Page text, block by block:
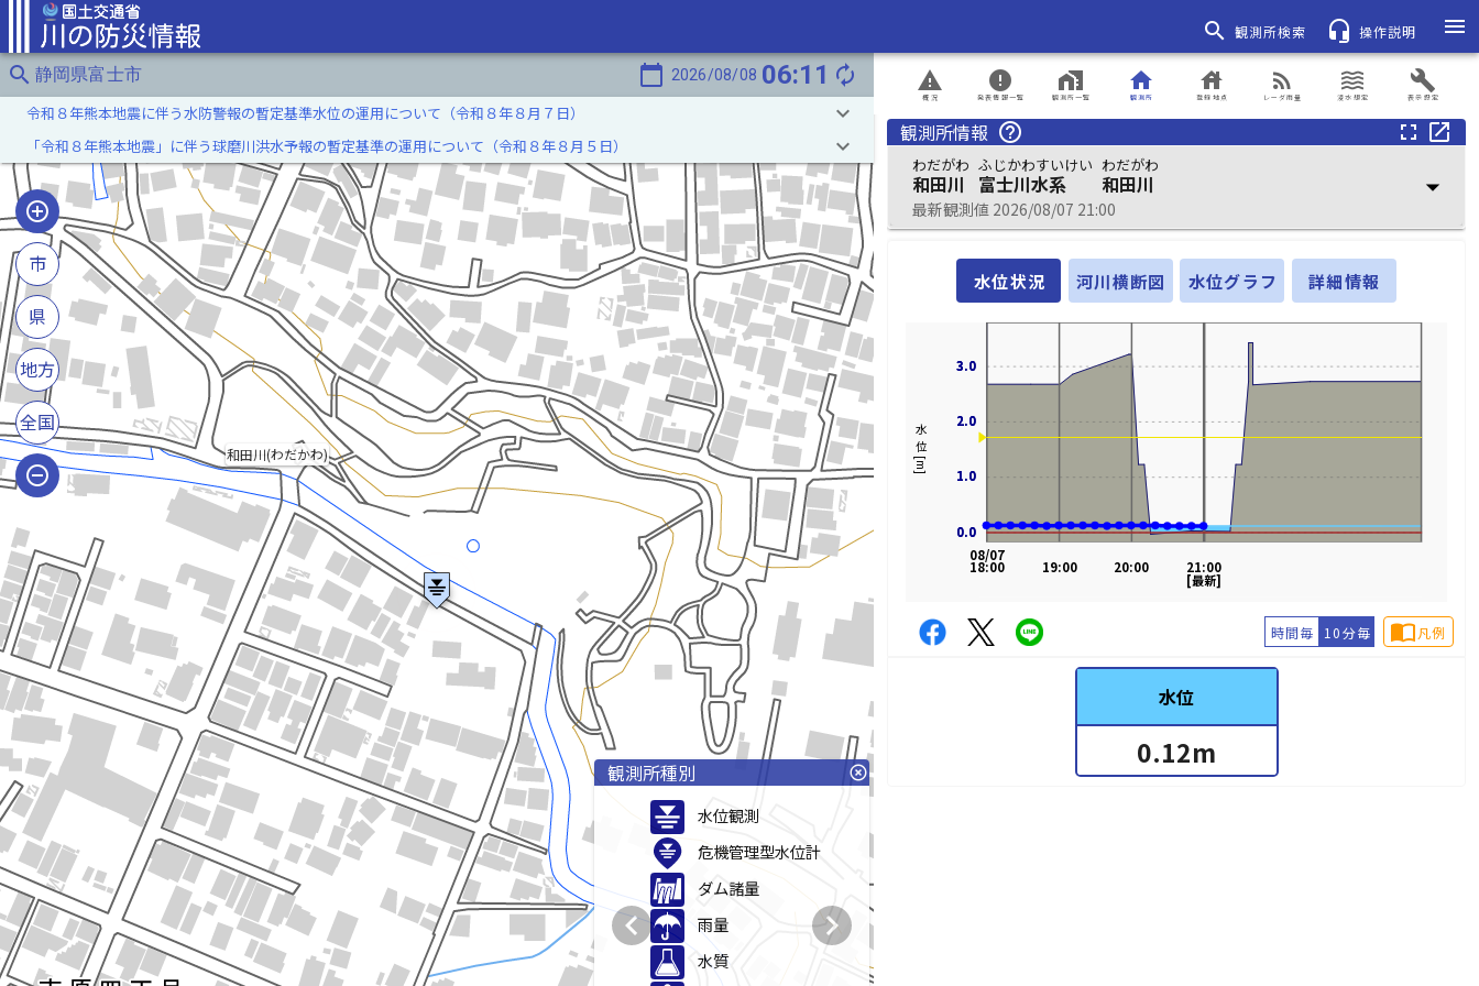
search 観測所検索 headset_mic 操作説明
menu
search 静岡県富士市 calendar_today 2026/08/08 06:11 autorenew
和田川(わだかわ)
令和８年熊本地震に伴う水防警報の暫定基準水位の運用について（令和８年８月７日） keyboard_arrow_down
「令和８年熊本地震」に伴う球磨川洪水予報の暫定基準の運用について（令和８年８月５日） keyboard_arrow_down
市
県
地方
全国
観測所種別 highlight_off
水位観測
危機管理型水位計
ダム諸量
雨量
水質
chevron_left chevron_right
概況
report_problem
発表情報一覧
error
観測所一覧
home_work
観測所
home
登録地点
house
レーダ雨量
rss_feed
浸水想定
waves
表示設定
build
観測所情報 help_outline fullscreen open_in_new
わだがわ
和田川
ふじかわすいけい
富士川水系
わだがわ
和田川
最新観測値 2026/08/07 21:00
arrow_drop_down
水位状況 河川横断図 水位グラフ 詳細情報
0.0
1.0
2.0
3.0
水位[m]
0.0
1.0
2.0
3.0
21:00
[最新]
20:00
19:00
08/07
18:00
時間毎 10分毎 import_contacts凡例
水位
0.12m